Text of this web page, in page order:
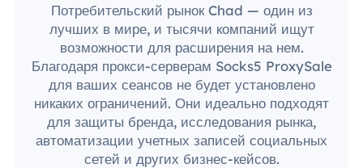
Потребительский рынок Chad — один из
лучших в мире, и тысячи компаний ищут
возможности для расширения на нем.
Благодаря прокси-серверам Socks5 ProxySale
для ваших сеансов не будет установлено
никаких ограничений. Они идеально подходят
для защиты бренда, исследования рынка,
автоматизации учетных записей социальных
сетей и других бизнес-кейсов.